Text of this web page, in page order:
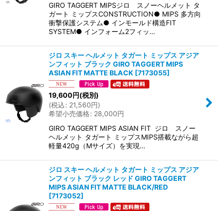
GIRO TAGGERT MIPSジロ スノーヘルメット タ
ガート ミップスCONSTRUCTION● MIPS 多方向
衝撃保護システム● インモールド構造FIT
SYSTEM● インフォーム2フィッ…
ジロ スキー ヘルメット タガート ミップス アジア
ンフィット ブラック GIRO TAGGERT MIPS
ASIAN FIT MATTE BLACK [7173055]
19,600円(税別)
(税込: 21,560円)
希望小売価格: 28,000円
GIRO TAGGERT MIPS ASIAN FIT ジロ スノー
ヘルメット タガート ミップスMIPS搭載ながら超
軽量420g（Mサイズ）を実現…
ジロ スキー ヘルメット タガート ミップス アジア
ンフィット ブラック レッド GIRO TAGGERT
MIPS ASIAN FIT MATTE BLACK/RED
[7173052]